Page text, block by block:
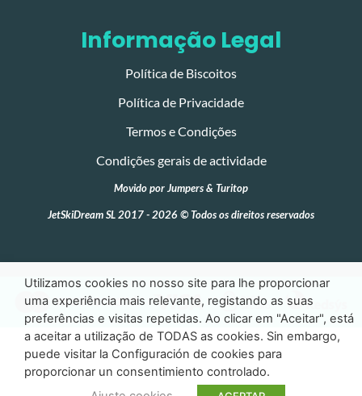
Informação Legal
Política de Biscoitos
Política de Privacidade
Termos e Condições
Condições gerais de actividade
Movido porJumpers& Turitop
JetSkiDream SL 2017 - 2026 © Todos os direitos reservados
Utilizamos cookies no nosso site para lhe proporcionar
uma experiência mais relevante, registando as suas
preferências e visitas repetidas. Ao clicar em "Aceitar", está
a aceitar a utilização de TODAS as cookies. Sin embargo,
puede visitar la Configuración de cookies para
proporcionar un consentimiento controlado.